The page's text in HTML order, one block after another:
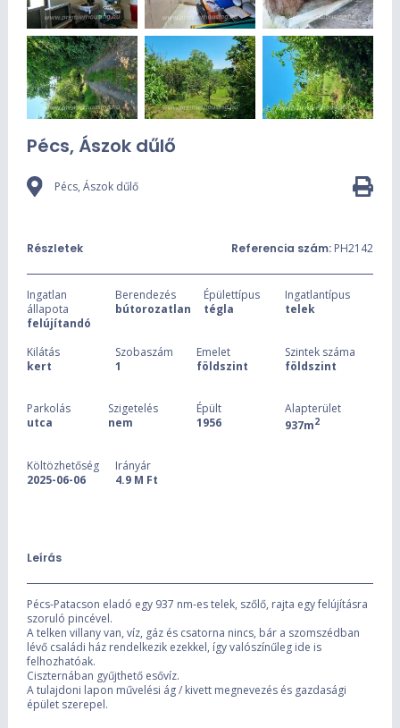
Pécs, Ászok dűlő
Pécs, Ászok dűlő
Referencia szám: PH2142
Részletek
Ingatlan
állapota
felújítandó
Berendezés
bútorozatlan
Épülettípus
tégla
Ingatlantípus
telek
Kilátás
kert
Szobaszám
1
Emelet
földszint
Szintek száma
földszint
Parkolás
utca
Szigetelés
nem
Épült
1956
Alapterület
937m2
Költözhetőség
2025-06-06
Irányár
4.9 M Ft
Leírás
Pécs-Patacson eladó egy 937 nm-es telek, szőlő, rajta egy felújításra
szoruló pincével.
A telken villany van, víz, gáz és csatorna nincs, bár a szomszédban
lévő családi ház rendelkezik ezekkel, így valószínűleg ide is
felhozhatóak.
Ciszternában gyűjthető esővíz.
A tulajdoni lapon művelési ág / kivett megnevezés és gazdasági
épület szerepel.